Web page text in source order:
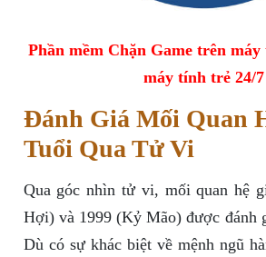
Phần mềm Chặn Game trên
máy tính trẻ 24/7
Đánh Giá Mối Quan
Tuổi Qua Tử Vi
Qua góc nhìn tử vi, mối quan hệ
Hợi) và 1999 (Kỷ Mão) được đánh
Dù có sự khác biệt về mệnh ngũ